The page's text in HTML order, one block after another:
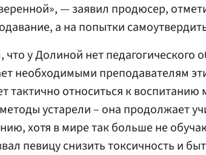
— заявил продюсер,
а на попытки
у Долиной нет педагогического
необходимыми преподавателям
тактично относиться к
устарели – она продолжает
хотя в мире так больше не
певицу снизить токсичность и